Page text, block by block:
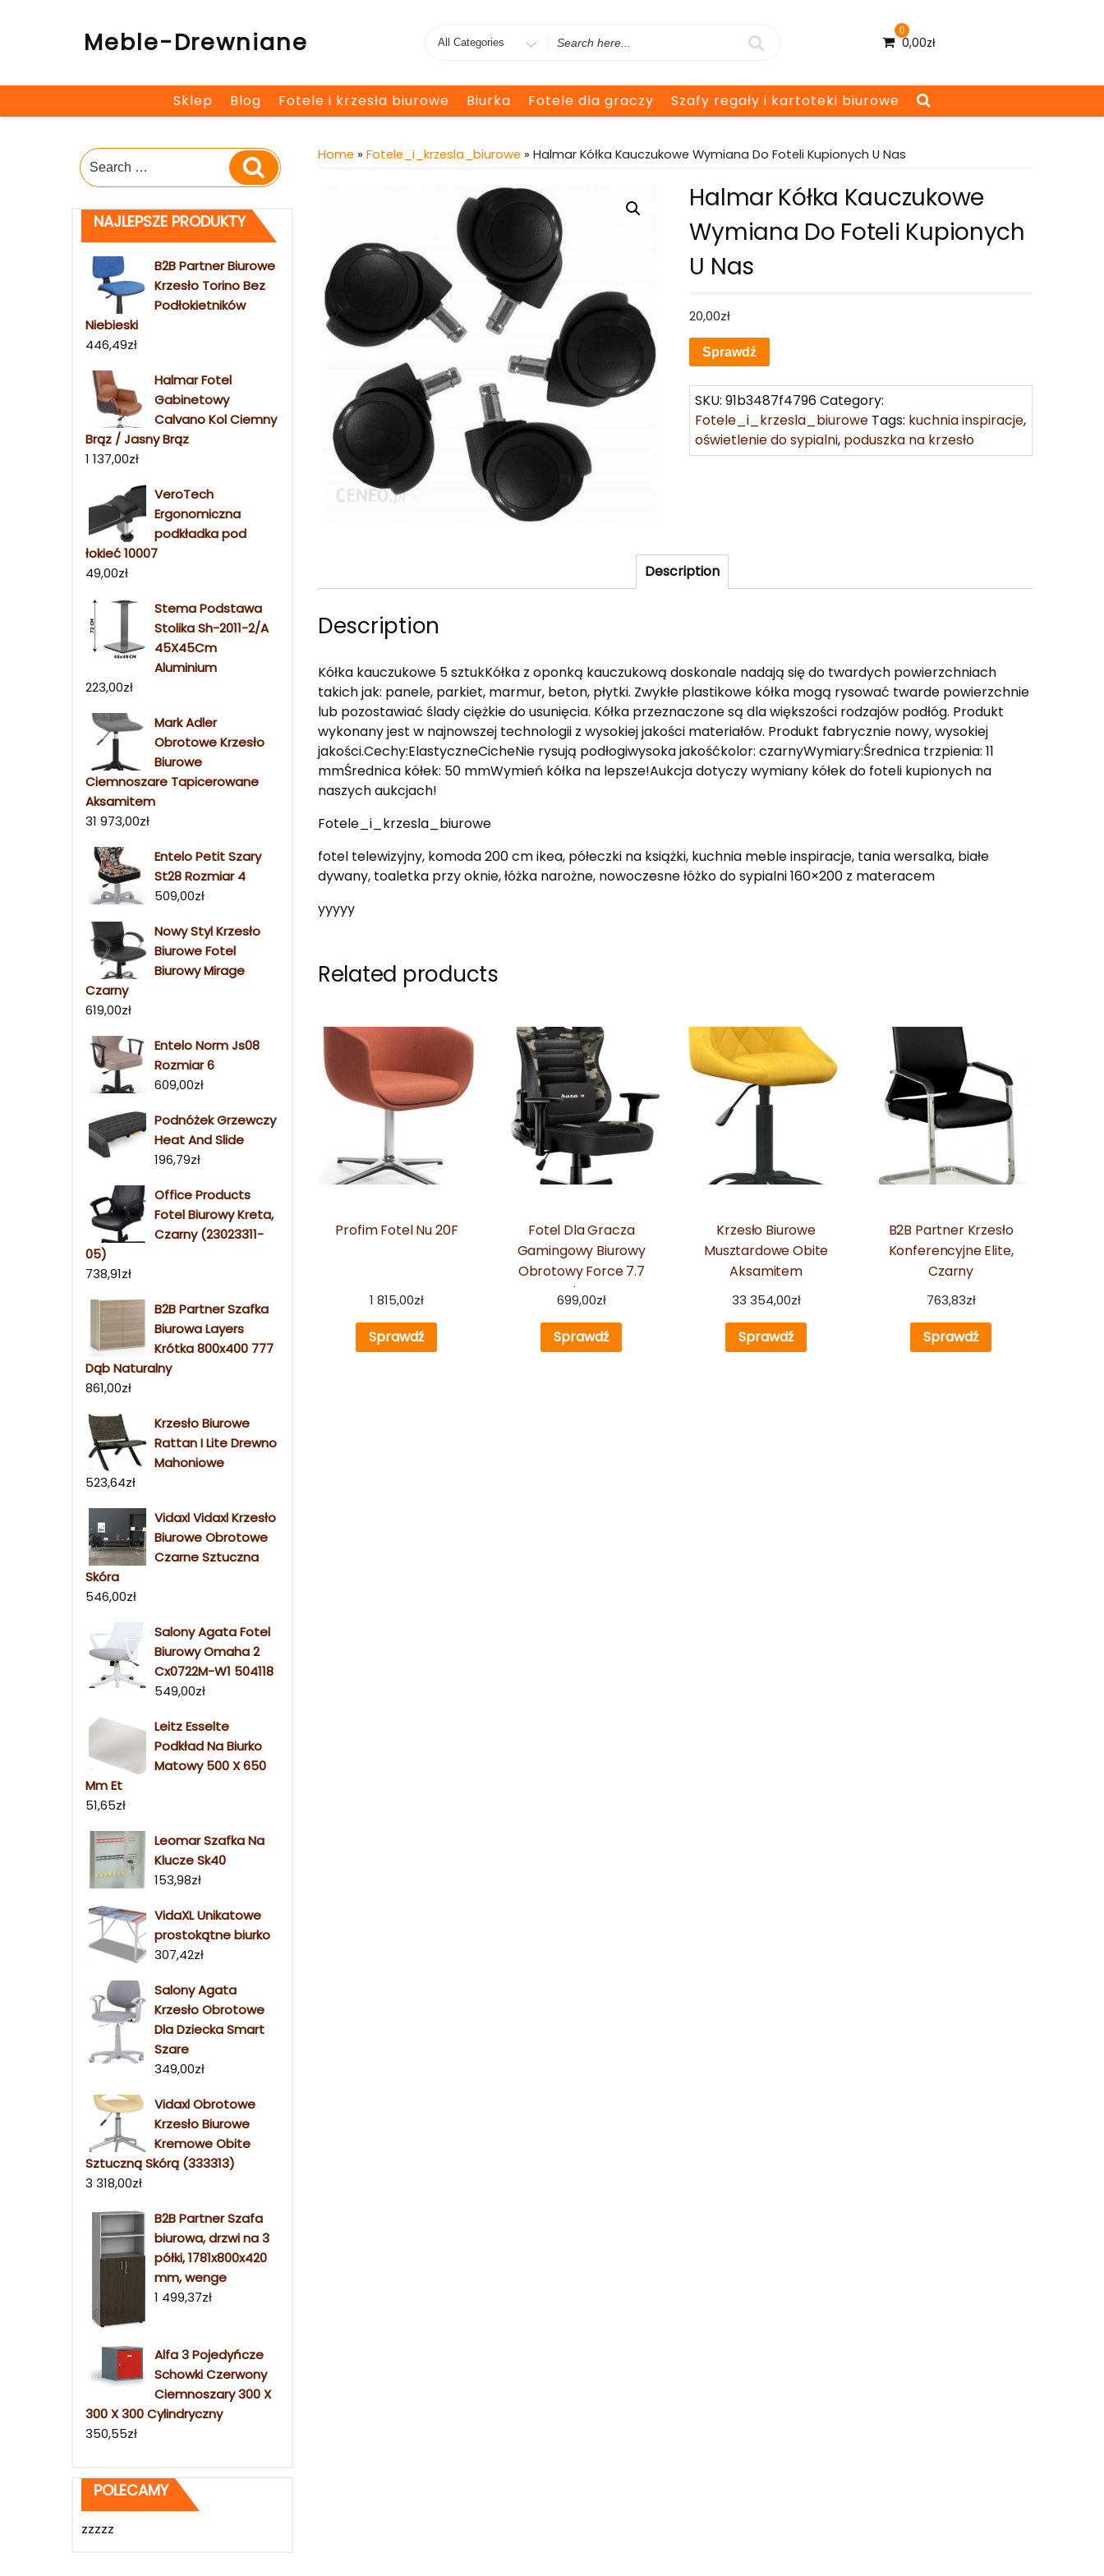
Meble-Drewniane
Search
0
0,00zł
Sklep Blog Fotele i krzesła biurowe Biurka Fotele dla graczy Szafy regały i kartoteki biurowe
Search
for:
Search
NAJLEPSZE PRODUKTY
B2B Partner Biurowe
Krzesło Torino Bez
Podłokietników
Niebieski
446,49zł
Halmar Fotel
Gabinetowy
Calvano Kol Ciemny
Brąz / Jasny Brąz
1 137,00zł
VeroTech
Ergonomiczna
podkładka pod
łokieć 10007
49,00zł
Stema Podstawa
Stolika Sh-2011-2/A
45X45Cm
Aluminium
223,00zł
Mark Adler
Obrotowe Krzesło
Biurowe
Ciemnoszare Tapicerowane
Aksamitem
31 973,00zł
Entelo Petit Szary
St28 Rozmiar 4
509,00zł
Nowy Styl Krzesło
Biurowe Fotel
Biurowy Mirage
Czarny
619,00zł
Entelo Norm Js08
Rozmiar 6
609,00zł
Podnóżek Grzewczy
Heat And Slide
196,79zł
Office Products
Fotel Biurowy Kreta,
Czarny (23023311-
05)
738,91zł
B2B Partner Szafka
Biurowa Layers
Krótka 800x400 777
Dąb Naturalny
861,00zł
Krzesło Biurowe
Rattan I Lite Drewno
Mahoniowe
523,64zł
Vidaxl Vidaxl Krzesło
Biurowe Obrotowe
Czarne Sztuczna
Skóra
546,00zł
Salony Agata Fotel
Biurowy Omaha 2
Cx0722M-W1 504118
549,00zł
Leitz Esselte
Podkład Na Biurko
Matowy 500 X 650
Mm Et
51,65zł
Leomar Szafka Na
Klucze Sk40
153,98zł
VidaXL Unikatowe
prostokątne biurko
307,42zł
Salony Agata
Krzesło Obrotowe
Dla Dziecka Smart
Szare
349,00zł
Vidaxl Obrotowe
Krzesło Biurowe
Kremowe Obite
Sztuczną Skórą (333313)
3 318,00zł
B2B Partner Szafa
biurowa, drzwi na 3
półki, 1781x800x420
mm, wenge
1 499,37zł
Alfa 3 Pojedyńcze
Schowki Czerwony
Ciemnoszary 300 X
300 X 300 Cylindryczny
350,55zł
POLECAMY
zzzzz
Home » Fotele_i_krzesla_biurowe » Halmar Kółka Kauczukowe Wymiana Do Foteli Kupionych U Nas
Halmar Kółka Kauczukowe
Wymiana Do Foteli Kupionych
U Nas
20,00zł
Sprawdź
SKU:91b3487f4796Category:
Fotele_i_krzesla_biurowe Tags: kuchnia inspiracje,
oświetlenie do sypialni, poduszka na krzesło
Description
Description
Kółka kauczukowe 5 sztukKółka z oponką kauczukową doskonale nadają się do twardych powierzchniach
takich jak: panele, parkiet, marmur, beton, płytki. Zwykłe plastikowe kółka mogą rysować twarde powierzchnie
lub pozostawiać ślady ciężkie do usunięcia. Kółka przeznaczone są dla większości rodzajów podłóg. Produkt
wykonany jest w najnowszej technologii z wysokiej jakości materiałów. Produkt fabrycznie nowy, wysokiej
jakości.Cechy:ElastyczneCicheNie rysują podłogiwysoka jakośćkolor: czarnyWymiary:Średnica trzpienia: 11
mmŚrednica kółek: 50 mmWymień kółka na lepsze!Aukcja dotyczy wymiany kółek do foteli kupionych na
naszych aukcjach!
Fotele_i_krzesla_biurowe
fotel telewizyjny, komoda 200 cm ikea, półeczki na książki, kuchnia meble inspiracje, tania wersalka, białe
dywany, toaletka przy oknie, łóżka narożne, nowoczesne łóżko do sypialni 160×200 z materacem
yyyyy
Related products
Profim Fotel Nu 20F
1 815,00zł
Sprawdź
Fotel Dla Gracza
Gamingowy Biurowy
Obrotowy Force 7.7
Mesh Moro
699,00zł
Sprawdź
Krzesło Biurowe
Musztardowe Obite
Aksamitem
33 354,00zł
Sprawdź
B2B Partner Krzesło
Konferencyjne Elite,
Czarny
763,83zł
Sprawdź